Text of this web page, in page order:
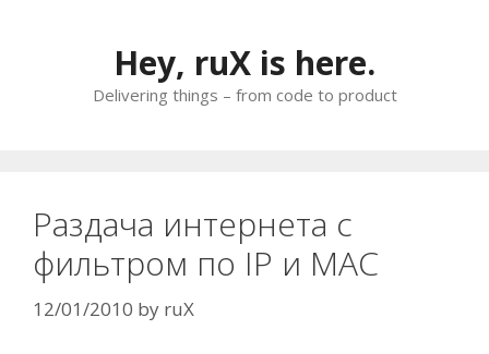
Hey, ruX is here.
Delivering things – from code to product
Раздача интернета с
фильтром по IP и MAC
12/01/2010 by ruX